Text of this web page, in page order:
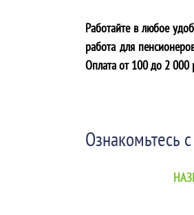
Работайте в любое
работа для
Оплата от 100 до 2 000
Ознакомьтесь